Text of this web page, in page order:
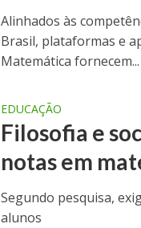
Alinhados às
Brasil, plataformas e
Matemática fornecem...
EDUCAÇÃO
Filosofia e
notas em
Segundo pesquisa,
alunos